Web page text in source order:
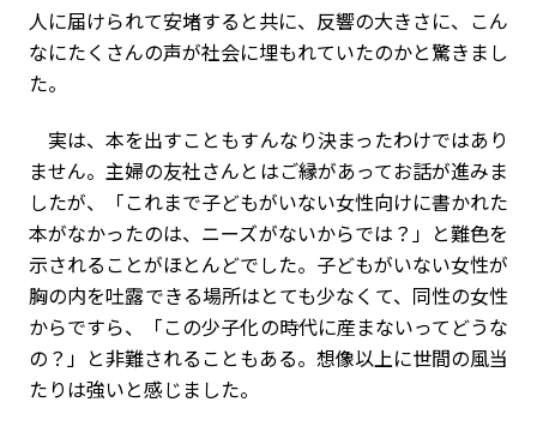
人に届けられて安堵すると共に、反響の大きさに、こん
なにたくさんの声が社会に埋もれていたのかと驚きまし
た。
実は、本を出すこともすんなり決まったわけではあり
ません。主婦の友社さんとはご縁があってお話が進みま
したが、「これまで子どもがいない女性向けに書かれた
本がなかったのは、ニーズがないからでは？」と難色を
示されることがほとんどでした。子どもがいない女性が
胸の内を吐露できる場所はとても少なくて、同性の女性
からですら、「この少子化の時代に産まないってどうな
の？」と非難されることもある。想像以上に世間の風当
たりは強いと感じました。